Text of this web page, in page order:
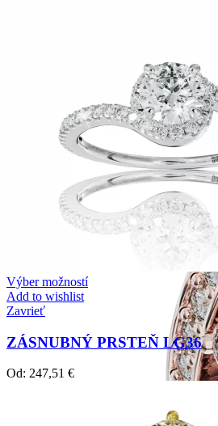
Výber možností
Add to wishlist
Zavrieť
ZÁSNUBNÝ PRSTEŇ LG36
Od: 247,51 €